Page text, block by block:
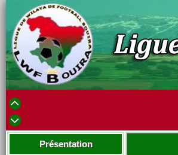
Présentation